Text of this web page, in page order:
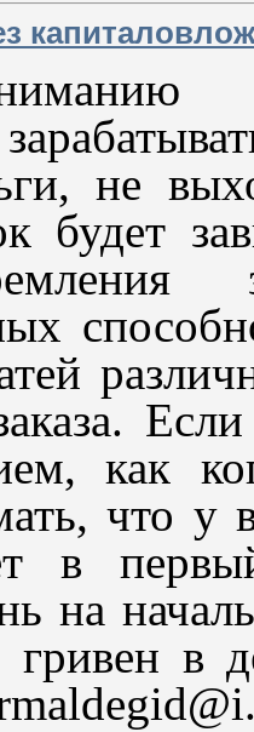
не
будет
как
что у
в
на
в